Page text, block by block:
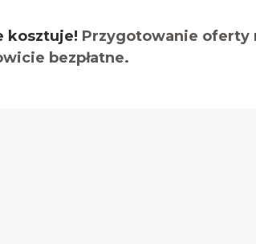
kosztuje! Przygotowanie oferty
bezpłatne.